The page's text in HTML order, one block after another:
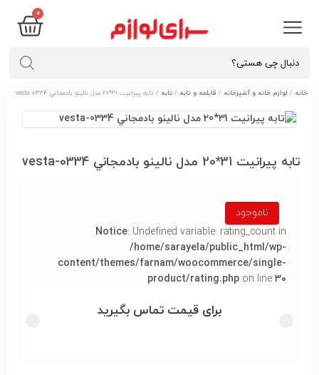
۰
خانه / لوازم خانه و آشپزخانه / قابلمه و تابه / تابه / تابه پيرانيت 31*20 مدل نالينو بادمجاني vesta-0334
تابه پيرانيت 31*20 مدل نالينو بادمجاني vesta-0334
ناموجود
Notice: Undefined variable: rating_count in
/home/sarayela/public_html/wp-
content/themes/farnam/woocommerce/single-
product/rating.php on line۳۰
برای قیمت تماس بگیرید